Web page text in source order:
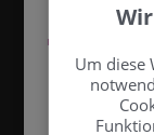
Um diese